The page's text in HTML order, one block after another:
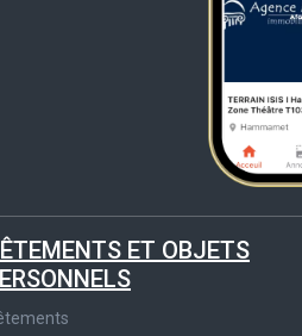
ET OBJETS